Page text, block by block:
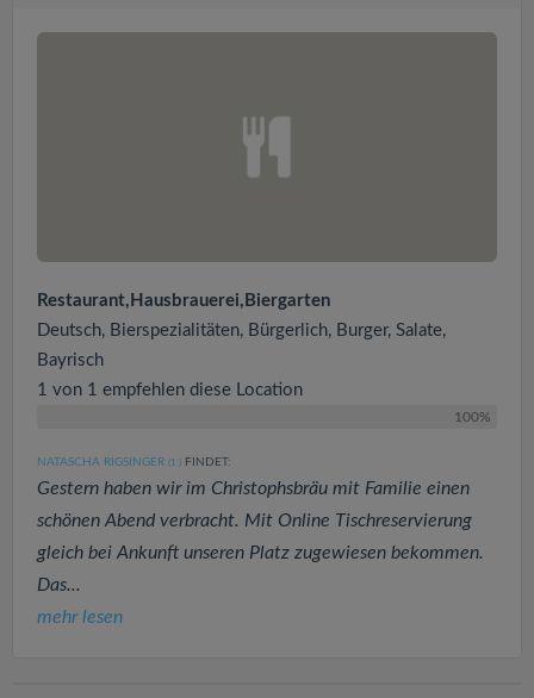
Restaurant,Hausbrauerei,Biergarten
Deutsch, Bierspezialitäten, Bürgerlich, Burger, Salate,
Bayrisch
1 von 1 empfehlen diese Location
100%
NATASCHA RIGSINGER (1 ) FINDET:
Gestern haben wir im Christophsbräu mit Familie einen
schönen Abend verbracht. Mit Online Tischreservierung
gleich bei Ankunft unseren Platz zugewiesen bekommen.
Das...
mehr lesen